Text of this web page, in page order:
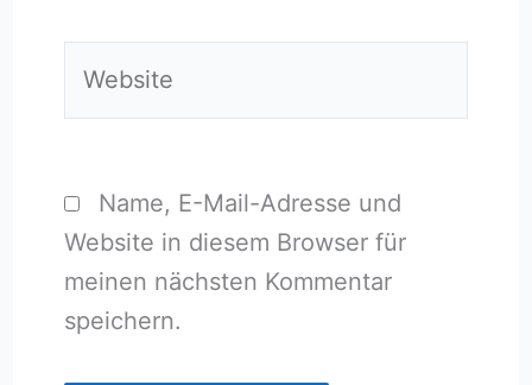
Name, E-Mail-Adresse und
Website in diesem Browser für
meinen nächsten Kommentar
speichern.